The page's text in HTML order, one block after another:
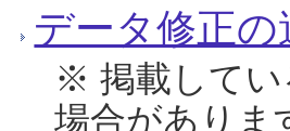
データ修正
※ 掲載してい
場合がありま